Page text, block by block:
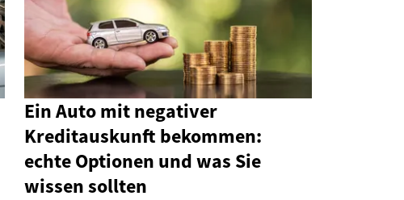
Ein Auto mit negativer
Kreditauskunft bekommen:
echte Optionen und was Sie
wissen sollten